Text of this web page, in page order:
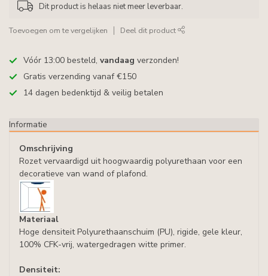
Dit product is helaas niet meer leverbaar.
Toevoegen om te vergelijken Deel dit product
Vóór 13:00 besteld, vandaag verzonden!
Gratis verzending vanaf €150
14 dagen bedenktijd & veilig betalen
Informatie
Omschrijving
Rozet vervaardigd uit hoogwaardig polyurethaan voor een
decoratieve van wand of plafond.
Materiaal
Hoge densiteit Polyurethaanschuim (PU), rigide, gele kleur,
100% CFK-vrij, watergedragen witte primer.
Densiteit: